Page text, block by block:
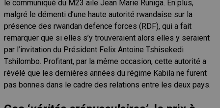
le communiqué du M23 aile Jean Marie Runiga. En plus,
malgré le démenti d’une haute autorité rwandaise sur la
présence des rwandan defence forces (RDF), qui a fait
remarquer que si elles s’y trouveraient alors elles y seraient
par l’invitation du Président Felix Antoine Tshisekedi
Tshilombo. Profitant, par la même occasion, cette autorité a
révélé que les dernières années du régime Kabila ne furent
pas bonnes dans le cadre des relations entre les deux pays.